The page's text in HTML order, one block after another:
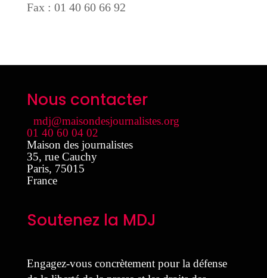
Fax : 01 40 60 66 92
Nous contacter
mdj@maisondesjournalistes.org
01 40 60 04 02
Maison des journalistes
35, rue Cauchy
Paris, 75015
France
Soutenez la MDJ
Engagez-vous concrètement pour la défense